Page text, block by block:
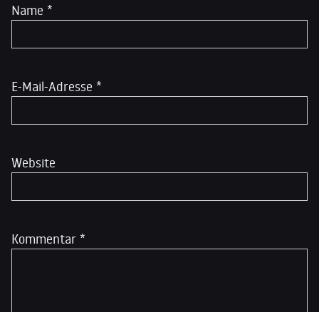
Kommentar *
Name *
E-Mail-Adresse *
Website